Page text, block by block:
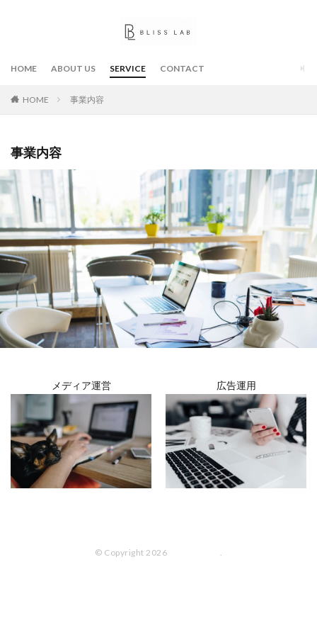
HOME ABOUT US SERVICE CONTACT
HOME 事業内容
事業内容
メディア運営 広告運用
© Copyright 2026